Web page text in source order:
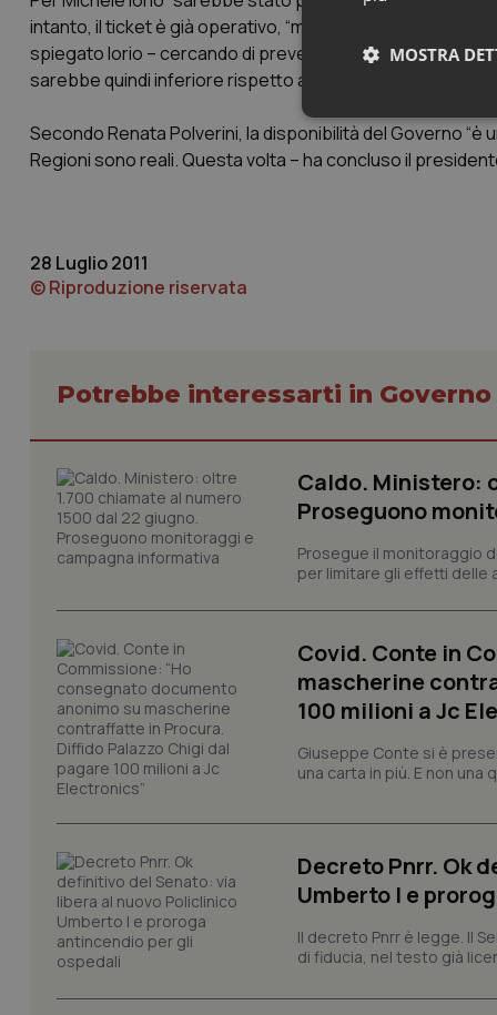
intanto, il ticket è già operativo, “ma stiamo lavorando
spiegato Iorio – cercando di prevederlo per le
sarebbe quindi inferiore rispetto al costo complessivo
Secondo Renata Polverini, la disponibilità del Governo
Regioni sono reali. Questa volta – ha concluso il
28 Luglio 2011
© Riproduzione riservata
Potrebbe interessarti in
Caldo. Ministero:
Proseguono
Prosegue il monitoraggio
per limitare gli effetti delle
Covid. Conte in
mascherine
100 milioni a Jc
Giuseppe Conte si è
una carta in più. E non
Decreto Pnrr. Ok
Umberto I e
Il decreto Pnrr è legge. Il
di fiducia, nel testo già
MOSTRA
session-id
PHPSESSID